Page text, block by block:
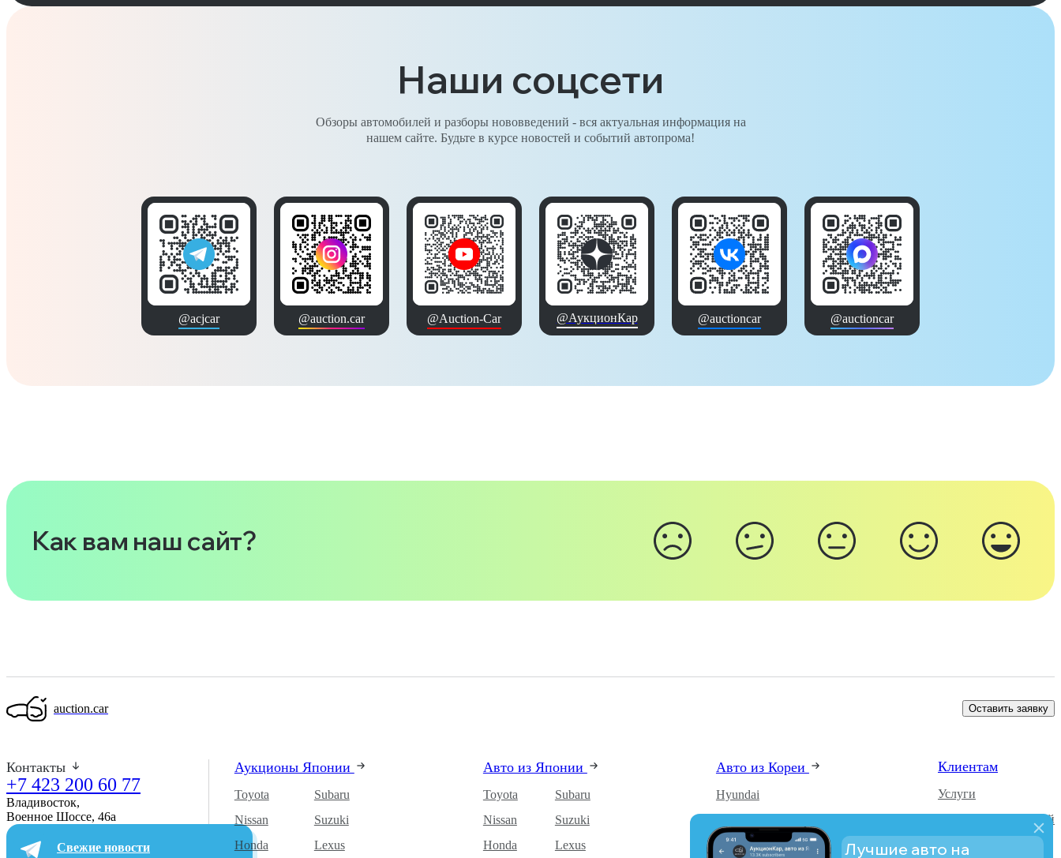
Наши соцсети
Обзоры автомобилей и разборы нововведений - вся актуальная информация на
нашем сайте. Будьте в курсе новостей и событий автопрома!
@acjcar @auction.car @Auction-Car @АукционКар @auctioncar @auctioncar
Как вам наш сайт?
auction.car Оставить заявку
Контакты
+7 423 200 60 77
Владивосток,
Военное Шоссе, 46а​
Свежие новости
Аукционы Японии
Toyota
Nissan
Honda
Subaru
Suzuki
Lexus
Авто из Японии
Toyota
Nissan
Honda
Subaru
Suzuki
Lexus
Авто из Кореи
Hyundai
SsangYong
Клиентам
Услуги
Каталог автомобилей
О компании
Лучшие авто на